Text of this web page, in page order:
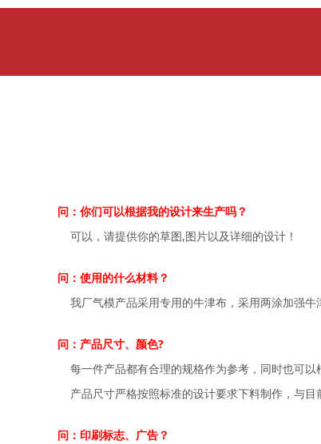
问：你们可以根据我的设计来生产吗？
可以，请提供你的草图,图片以及详细的设计！
问：使用的什么材料？
我厂气模产品采用专用的牛津布，采用两涂加强牛
问：产品尺寸、颜色?
每一件产品都有合理的规格作为参考，同时也可以
产品尺寸严格按照标准的设计要求下料制作，与目
问：印刷标志、广告？